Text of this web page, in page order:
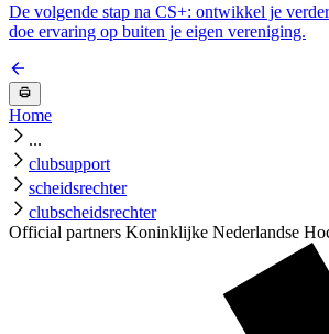
De volgende stap na CS+: ontwikkel je
doe ervaring op buiten je eigen vereniging.
Home
...
clubsupport
scheidsrechter
clubscheidsrechter
Official partners Koninklijke Nederlandse